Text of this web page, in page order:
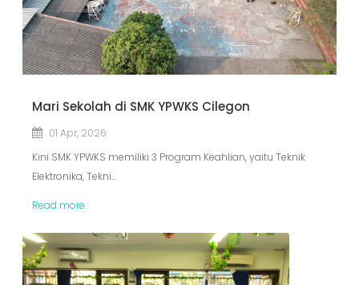
Mari Sekolah di SMK YPWKS Cilegon
01 Apr, 2026
Kini SMK YPWKS memiliki 3 Program Keahlian, yaitu Teknik
Elektronika, Tekni...
Read more.